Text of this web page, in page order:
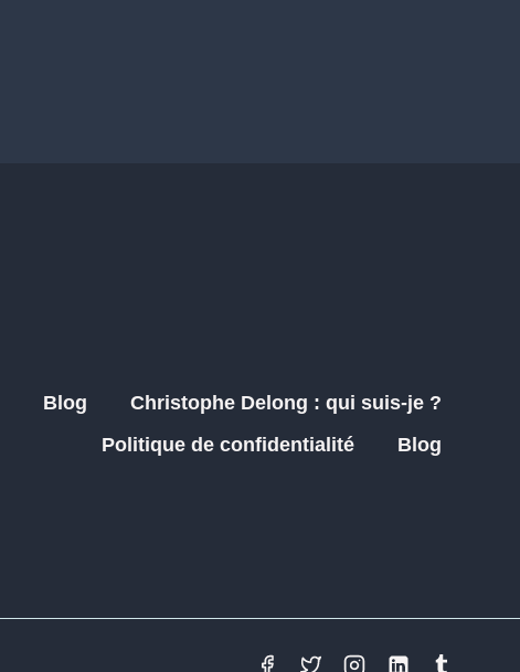
Blog
Christophe Delong : qui suis-je ?
Politique de confidentialité
Blog